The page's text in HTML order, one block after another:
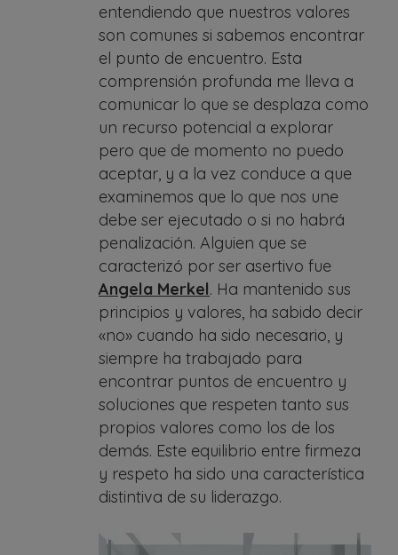
entendiendo que nuestros valores
son comunes si sabemos encontrar
el punto de encuentro. Esta
comprensión profunda me lleva a
comunicar lo que se desplaza como
un recurso potencial a explorar
pero que de momento no puedo
aceptar, y a la vez conduce a que
examinemos que lo que nos une
debe ser ejecutado o si no habrá
penalización. Alguien que se
caracterizó por ser asertivo fue
Angela Merkel. Ha mantenido sus
principios y valores, ha sabido decir
«no» cuando ha sido necesario, y
siempre ha trabajado para
encontrar puntos de encuentro y
soluciones que respeten tanto sus
propios valores como los de los
demás. Este equilibrio entre firmeza
y respeto ha sido una característica
distintiva de su liderazgo.